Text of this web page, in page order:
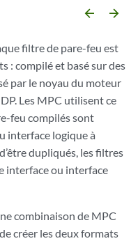
arrow_backward arrow_forward
filtre de pare-feu est
: compilé et basé sur des
par le noyau du moteur
Les MPC utilisent ce
feu compilés sont
interface logiqueà
dupliqués, les filtres
interface ou interface
combinaison de MPC
créer les deux formats